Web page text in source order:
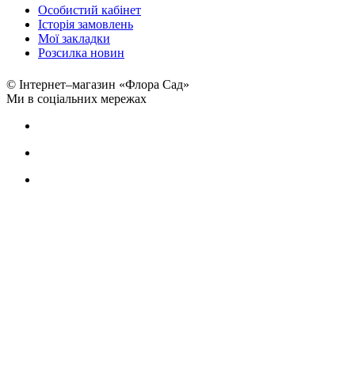
Особистий кабінет
Історія замовлень
Мої закладки
Розсилка новин
© Інтернет–магазин «Флора Сад»
Ми в соціальних мережах